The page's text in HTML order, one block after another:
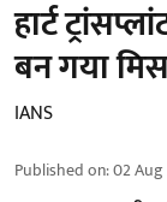
हार्ट
बन गया
IANS
Published on:02 Aug